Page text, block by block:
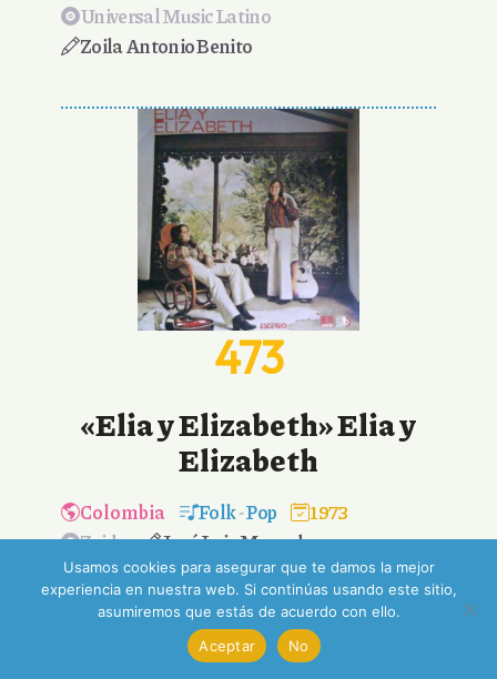
Universal Music Latino
Zoila Antonio Benito
473
«Elia y Elizabeth» Elia y
Elizabeth
Colombia Folk-Pop
1973
Zeida
José Luis Mercado
Usamos cookies para asegurar que te damos la mejor
experiencia en nuestra web. Si continúas usando este sitio,
asumiremos que estás de acuerdo con ello.
Aceptar
No